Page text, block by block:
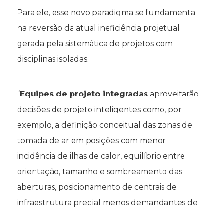
Para ele, esse novo paradigma se fundamenta
na reversão da atual ineficiência projetual
gerada pela sistemática de projetos com
disciplinas isoladas.
“Equipes de projeto integradas aproveitarão
decisões de projeto inteligentes como, por
exemplo, a definição conceitual das zonas de
tomada de ar em posições com menor
incidência de ilhas de calor, equilíbrio entre
orientação, tamanho e sombreamento das
aberturas, posicionamento de centrais de
infraestrutura predial menos demandantes de